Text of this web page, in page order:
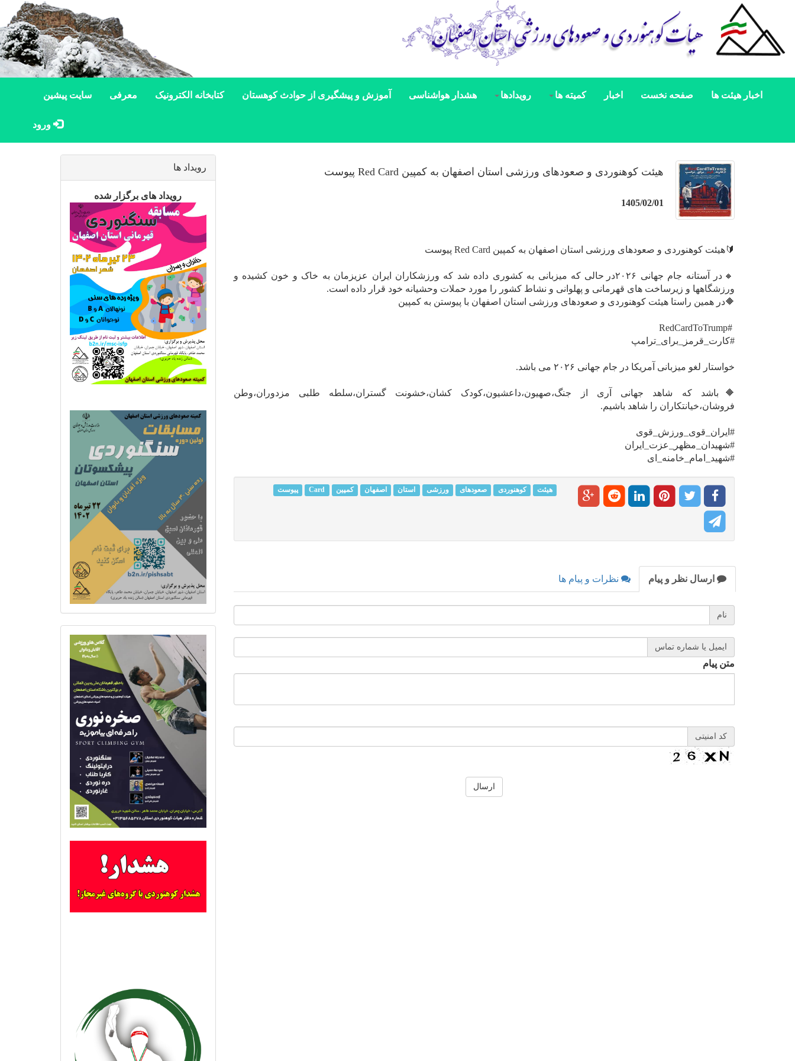
اخبار هیئت ها صفحه نخست اخبار کمیته ها رویدادها هشدار هواشناسی آموزش و پیشگیری از حوادث کوهستان کتابخانه الکترونیک معرفی سایت پیشین
ورود
هیئت کوهنوردی و صعودهای ورزشی استان اصفهان به کمپین Red Card پیوست
1405/02/01
🔰هیئت کوهنوردی و صعودهای ورزشی استان اصفهان به کمپین Red Card پیوست
🔸در آستانه جام جهانی ۲۰۲۶در حالی که میزبانی به کشوری داده شد که ورزشکاران ایران عزیزمان به خاک و خون کشیده و
ورزشگاهها و زیرساخت های قهرمانی و پهلوانی و نشاط کشور را مورد حملات وحشیانه خود قرار داده است.
🔶در همین راستا هیئت کوهنوردی و صعودهای ورزشی استان اصفهان با پیوستن به کمپین
#RedCardToTrump
#کارت_قرمز_برای_ترامپ
خواستار لغو میزبانی آمریکا در جام جهانی ۲۰۲۶ می باشد.
🔶باشد که شاهد جهانی آری از جنگ،صهیون،داعشیون،کودک کشان،خشونت گستران،سلطه طلبی مزدوران،وطن
فروشان،خیانتکاران را شاهد باشیم.
#ایران_قوی_ورزش_قوی
#شهیدان_مظهر_عزت_ایران
#شهید_امام_خامنه‌_ای
هیئت کوهنوردی صعودهای ورزشی استان اصفهان کمپین Card پیوست
ارسال نظر و پیام نظرات و پیام ها
نام
ایمیل یا شماره تماس
متن پیام
کد امنیتی
رویداد ها
رویداد های برگزار شده